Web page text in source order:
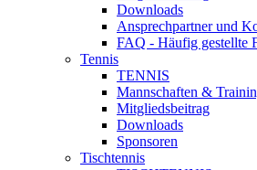
Downloads
Ansprechpartner und
FAQ - Häufig gestellte
Tennis
TENNIS
Mannschaften &
Mitgliedsbeitrag
Downloads
Sponsoren
Tischtennis